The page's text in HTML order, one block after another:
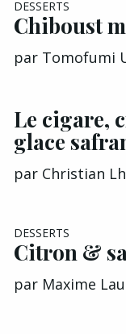
DESSERTS
Chiboust
par Tomofumi
Le cigare,
glace
par Christian
DESSERTS
Citron &
par Maxime